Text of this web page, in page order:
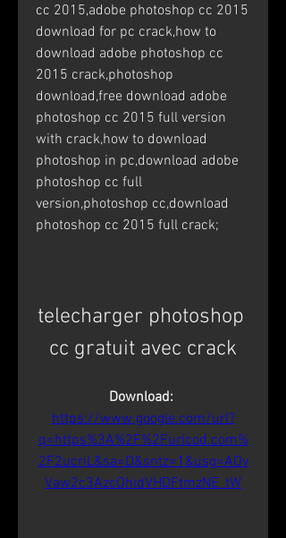
cc 2015,adobe photoshop cc 2015
download for pc crack,how to
download adobe photoshop cc
2015 crack,photoshop
download,free download adobe
photoshop cc 2015 full version
with crack,how to download
photoshop in pc,download adobe
photoshop cc full
version,photoshop cc,download
photoshop cc 2015 full crack;
telecharger photoshop
cc gratuit avec crack
https://www.google.com/url?
q=https%3A%2F%2Furlcod.com%
2F2ucriL&sa=D&sntz=1&usg=AOv
Vaw2c3AzcOhidVHDFtmzNE_tW